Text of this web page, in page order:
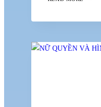
LĂNG